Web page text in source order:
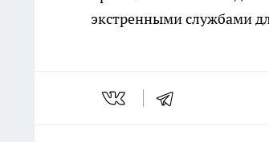
экстренными службами